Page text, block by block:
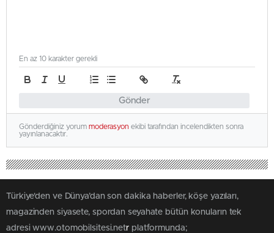
Gönder
En az 10 karakter gerekli
Gönderdiğiniz yorum moderasyon ekibi tarafından incelendikten sonra
yayınlanacaktır.
Türkiye'den ve Dünya’dan son dakika haberler, köşe yazıları,
magazinden siyasete, spordan seyahate bütün konuların tek
adresi www.otomobilsitesi.netr platformunda;